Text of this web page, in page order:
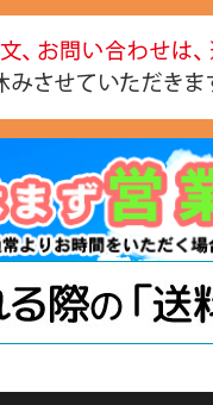
ーフックス)
反射
接着
ゴム
ビス
ソー
テー
石膏
棚柱
コン
1×4
「ジ
ジョイントロック
水回りに使う